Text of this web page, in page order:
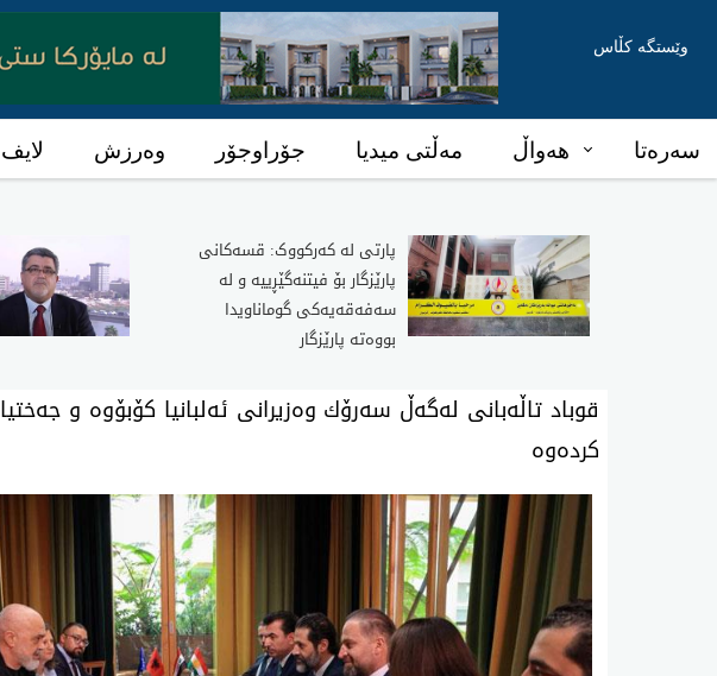
وێستگە کڵاس
سەرەتا هەواڵ مەڵتی میدیا جۆراوجۆر وەرزش لایف
پارتی لە کەرکووک: قسەکانی
پارێزگار بۆ فیتنەگێڕییە و لە
سەفەقەیەکی گوماناویدا
بووەتە پارێزگار
قوباد تاڵه‌بانی له‌گه‌ڵ سه‌رۆك وه‌زیرانی ئه‌لبانیا كۆبۆوه‌ و
كرده‌وه‌